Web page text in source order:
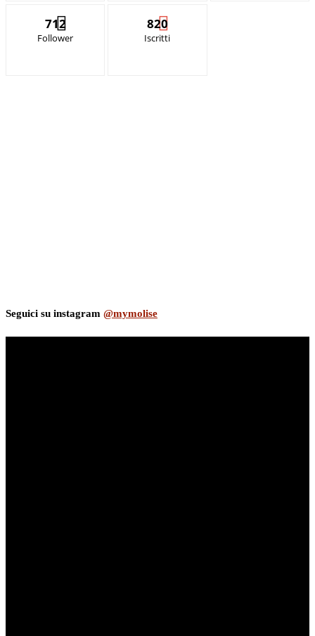
712
Follower
820
Iscritti
Seguici su instagram @mymolise